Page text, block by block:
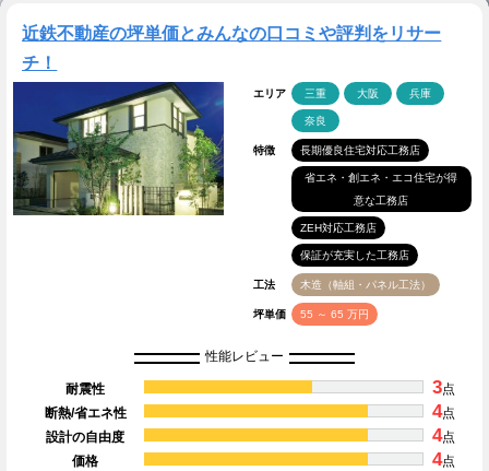
近鉄不動産の坪単価とみんなの口コミや評判をリサー
チ！
エリア 三重 大阪 兵庫
奈良
特徴 長期優良住宅対応工務店
省エネ・創エネ・エコ住宅が得
意な工務店
ZEH対応工務店
保証が充実した工務店
工法 木造（軸組・パネル工法）
坪単価 55 ～ 65 万円
性能レビュー
耐震性 3点
断熱/省エネ性
4点
設計の自由度
4点
価格
4点